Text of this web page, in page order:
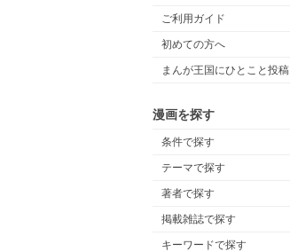
ご利用ガイド
初めての方へ
まんが王国にひとこと投稿
漫画を探す
条件で探す
テーマで探す
著者で探す
掲載雑誌で探す
キーワードで探す